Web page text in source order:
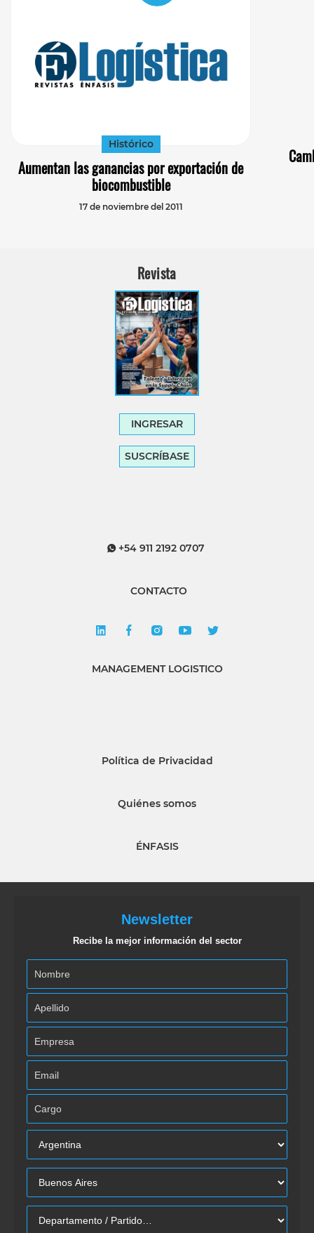
Histórico
Aumentan las ganancias por exportación de
biocombustible
17 de noviembre del 2011
Revista
INGRESAR
SUSCRÍBASE
+54 911 2192 0707
CONTACTO
MANAGEMENT LOGISTICO
Política de Privacidad
Quiénes somos
ÉNFASIS
Newsletter
Recibe la mejor información del sector